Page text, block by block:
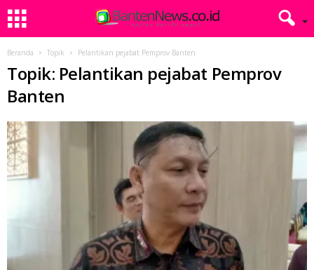
Beranda Topik Pelantikan pejabat Pemprov Banten
Topik: Pelantikan pejabat Pemprov
Banten